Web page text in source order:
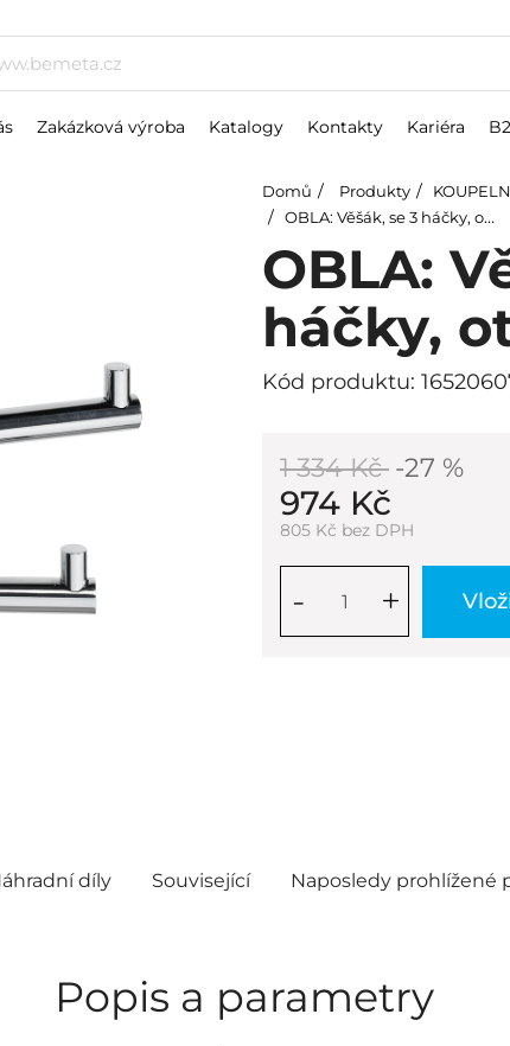
Zakázková výroba Katalogy Kontakty Kariéra
Domů Produkty
OBLA: Věšák, se 3 háčky, otočný
OBLA:
háčky,
Kód produktu:
1 334 Kč -27 %
974 Kč
805 Kč bez DPH
+
-
díly Související Naposledy prohlížené
Popis a parametry